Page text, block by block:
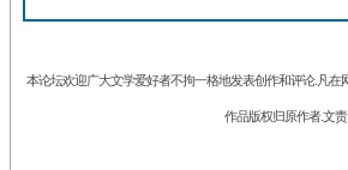
本论坛欢迎广大文学爱好者不拘一格地发表创作和评论.凡
作品版权归原作者.文